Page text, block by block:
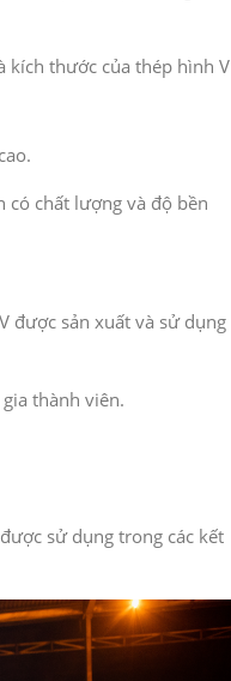
kích thước của thép hình
có chất lượng và độ bền
được sản xuất và sử dụng
thành viên.
sử dụng trong các kết